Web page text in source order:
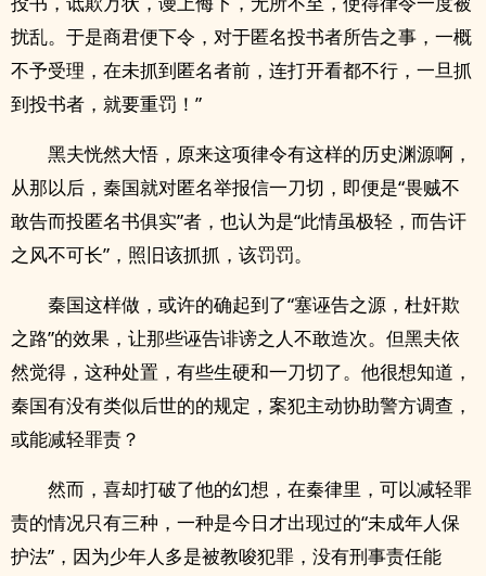
扰乱。于是商君便下令，对于匿名投书者所告之事，一概
不予受理，在未抓到匿名者前，连打开看都不行，一旦抓
到投书者，就要重罚！”
黑夫恍然大悟，原来这项律令有这样的历史渊源啊，
从那以后，秦国就对匿名举报信一刀切，即便是“畏贼不
敢告而投匿名书俱实”者，也认为是“此情虽极轻，而告讦
之风不可长”，照旧该抓抓，该罚罚。
秦国这样做，或许的确起到了“塞诬告之源，杜奸欺
之路”的效果，让那些诬告诽谤之人不敢造次。但黑夫依
然觉得，这种处置，有些生硬和一刀切了。他很想知道，
秦国有没有类似后世的的规定，案犯主动协助警方调查，
或能减轻罪责？
然而，喜却打破了他的幻想，在秦律里，可以减轻罪
责的情况只有三种，一种是今日才出现过的“未成年人保
护法”，因为少年人多是被教唆犯罪，没有刑事责任能